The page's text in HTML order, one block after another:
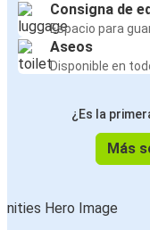
Consigna de
Espacio para
Aseos
Disponible en
¿Es la
Más